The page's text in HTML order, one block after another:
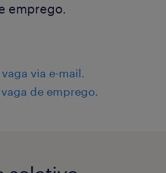
Seg - Sex: 09:00 as
- SP
do salário/ano
emprego.
via e-mail.
de emprego.